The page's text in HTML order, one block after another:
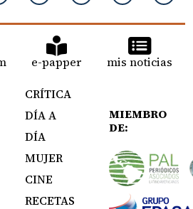
e-papper mis noticias
CRÍTICA
DÍA A
DÍA
MUJER
CINE
RECETAS
MIEMBRO
DE: